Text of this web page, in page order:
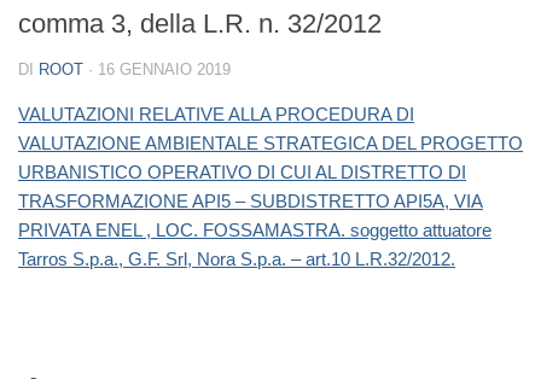
comma 3, della L.R. n. 32/2012
DI ROOT · 16 GENNAIO 2019
VALUTAZIONI RELATIVE ALLA PROCEDURA DI
VALUTAZIONE AMBIENTALE STRATEGICA DEL PROGETTO
URBANISTICO OPERATIVO DI CUI AL DISTRETTO DI
TRASFORMAZIONE API5 – SUBDISTRETTO API5A, VIA
PRIVATA ENEL , LOC. FOSSAMASTRA. soggetto attuatore
Tarros S.p.a., G.F. Srl, Nora S.p.a. – art.10 L.R.32/2012.